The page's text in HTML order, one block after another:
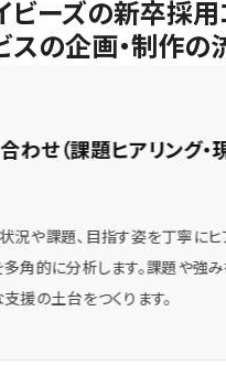
ビーズの新卒採用
スの企画・制作の
わせ（課題ヒアリング・
況や課題、目指す姿を丁寧にヒ
多角的に分析します。課題や強
支援の土台をつくります。